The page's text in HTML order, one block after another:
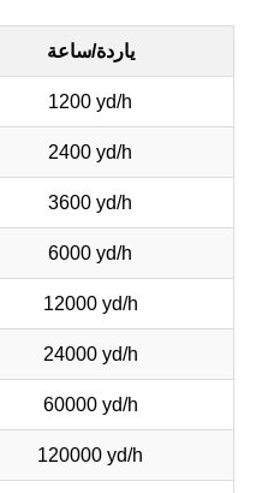
ياردة/ساعة
1200 yd/h
2400 yd/h
3600 yd/h
6000 yd/h
12000 yd/h
24000 yd/h
60000 yd/h
120000 yd/h